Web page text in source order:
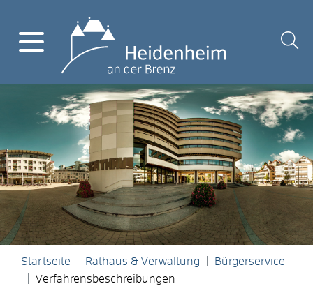
Startseite Rathaus & Verwaltung
Bürgerservice
Verfahrensbeschreibungen